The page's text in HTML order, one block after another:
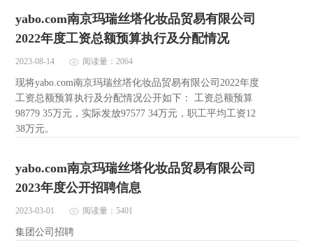
yabo.com南京玛瑞丝塔化妆品贸易有限公司
2022年度工资总额预算执行及分配情况
2023-08-14 阅读量：2064
现将yabo.com南京玛瑞丝塔化妆品贸易有限公司2022年度
工资总额预算执行及分配情况公开如下： 工资总额预算
98779 35万元，实际发放97577 34万元，职工平均工资12
38万元。
yabo.com南京玛瑞丝塔化妆品贸易有限公司
2023年度公开招聘信息
2023-03-01 阅读量：5401
集团公司招聘